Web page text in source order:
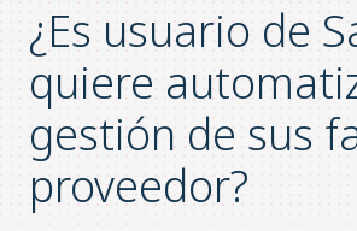
¿Es usuario de
quiere
gestión de sus
proveedor?